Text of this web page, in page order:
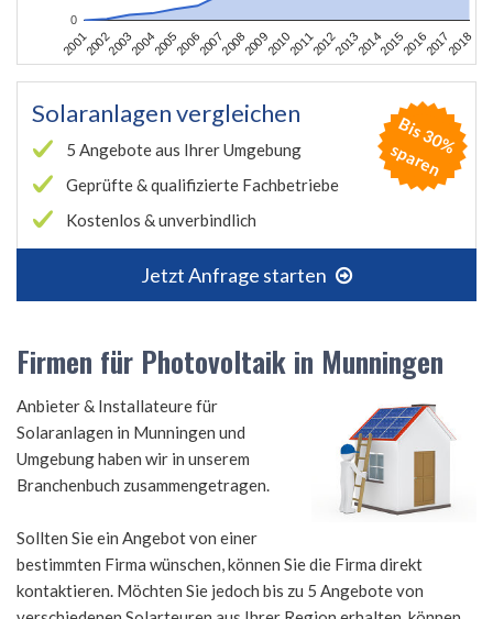
200120022003200420052006200720082009201020112012201320142015201620172018
0
Solaranlagen vergleichen
5 Angebote aus Ihrer Umgebung
Geprüfte & qualifizierte Fachbetriebe
Kostenlos & unverbindlich
Jetzt Anfrage starten
B
is
3
0
%
s
p
a
r
e
n
Firmen für Photovoltaik in Munningen
Anbieter & Installateure für
Solaranlagen in Munningen und
Umgebung haben wir in unserem
Branchenbuch zusammengetragen.
Sollten Sie ein Angebot von einer
bestimmten Firma wünschen, können Sie die Firma direkt
kontaktieren. Möchten Sie jedoch bis zu 5 Angebote von